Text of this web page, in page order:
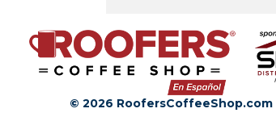
© 2026 RoofersCoffeeShop.com